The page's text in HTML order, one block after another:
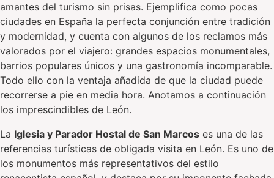
amantes del turismo sin prisas. Ejemplifica como pocas
ciudades en España la perfecta conjunción entre tradición
y modernidad, y cuenta con algunos de los reclamos más
valorados por el viajero: grandes espacios monumentales,
barrios populares únicos y una gastronomía incomparable.
Todo ello con la ventaja añadida de que la ciudad puede
recorrerse a pie en media hora. Anotamos a continuación
los imprescindibles de León.
La Iglesia y Parador Hostal de San Marcos es una de las
referencias turísticas de obligada visita en León. Es uno de
los monumentos más representativos del estilo